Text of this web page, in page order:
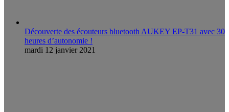
Découverte des écouteurs bluetooth AUKEY EP-T31 avec 30
heures d’autonomie !
mardi 12 janvier 2021